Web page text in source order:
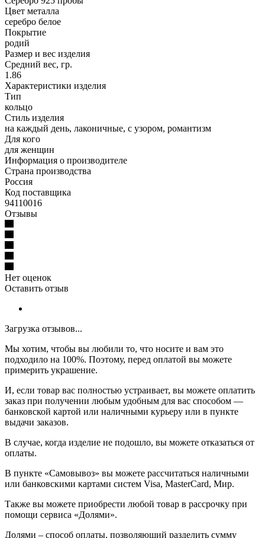
Цвет металла
серебро белое
Покрытие
родий
Размер и вес изделия
Средний вес, гр.
1.86
Характеристики изделия
Тип
кольцо
Стиль изделия
на каждый день, лаконичные, с узором, романтизм
Для кого
для женщин
Информация о производителе
Страна производства
Россия
Код поставщика
94110016
Отзывы
Нет оценок
Оставить отзыв
Загрузка отзывов...
Мы хотим, чтобы вы любили то, что носите и вам это
подходило на 100%. Поэтому, перед оплатой вы можете
примерить украшение.
И, если товар вас полностью устраивает, вы можете оплатить
заказ при получении любым удобным для вас способом —
банковской картой или наличными курьеру или в пункте
выдачи заказов.
В случае, когда изделие не подошло, вы можете отказаться от
оплаты.
В пункте «Самовывоз» вы можете рассчитаться наличными
или банковскими картами систем Visa, MasterCard, Мир.
Также вы можете приобрести любой товар в рассрочку при
помощи сервиса «Долями».
Долями – способ оплаты, позволяющий разделить сумму